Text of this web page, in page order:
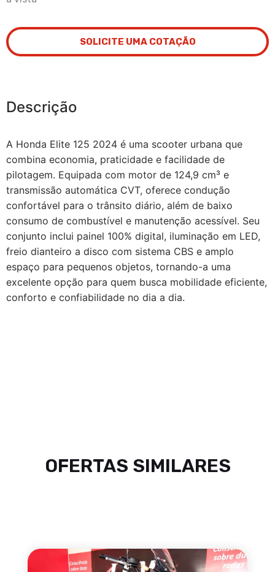
SOLICITE UMA COTAÇÃO
Descrição
A Honda Elite 125 2024 é uma scooter urbana que
combina economia, praticidade e facilidade de
pilotagem. Equipada com motor de 124,9 cm³ e
transmissão automática CVT, oferece condução
confortável para o trânsito diário, além de baixo
consumo de combustível e manutenção acessível. Seu
conjunto inclui painel 100% digital, iluminação em LED,
freio dianteiro a disco com sistema CBS e amplo
espaço para pequenos objetos, tornando-a uma
excelente opção para quem busca mobilidade eficiente,
conforto e confiabilidade no dia a dia.
OFERTAS SIMILARES